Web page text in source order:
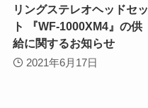
リングステレオヘッドセッ
ト 『WF-1000XM4』の供
給に関するお知らせ
2021年6月17日